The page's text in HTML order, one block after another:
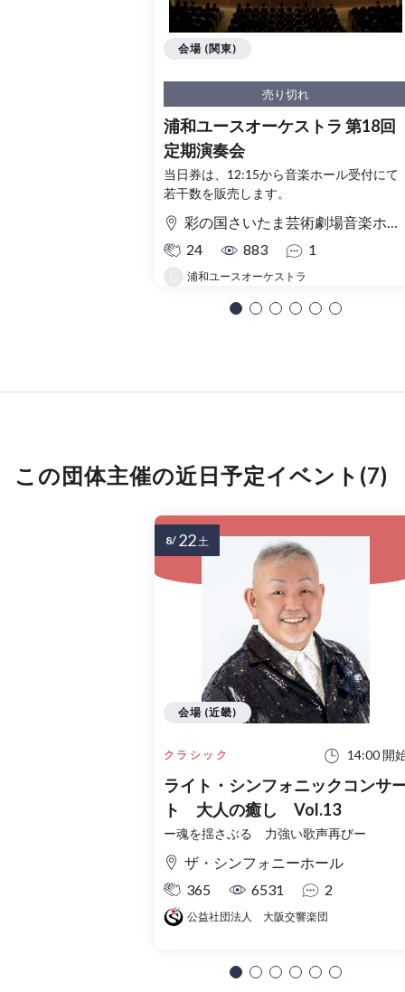
売り切れ
浦和ユースオーケストラ 第18回
定期演奏会
当日券は、12:15から音楽ホール受付にて
若干数を販売します。
彩の国さいたま芸術劇場音楽ホール
24
883 1
浦和ユースオーケストラ
会場 (関東)
この団体主催の近日予定イベント(7)
クラシック 14:00 開
ライト・シンフォニックコンサ
ト 大人の癒し Vol.13
ー魂を揺さぶる 力強い歌声再びー
ザ・シンフォニーホール
365
6531 2
公益社団法人 大阪交響楽団
会場 (近畿)
8/ 22土